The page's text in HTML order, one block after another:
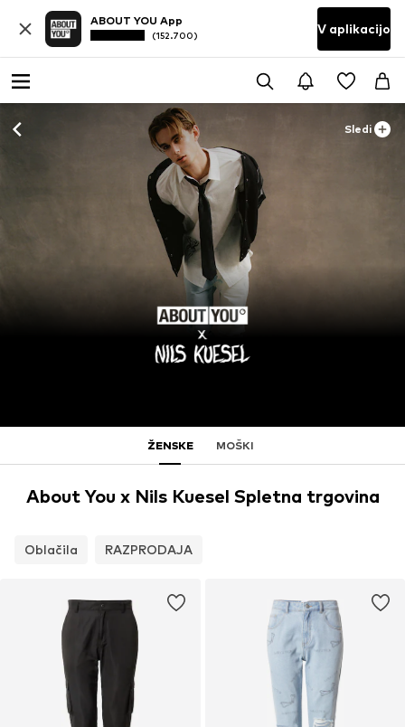
ABOUT YOU App
(152.700) V aplikacijo
Sledi
ŽENSKE MOŠKI
About You x Nils Kuesel Spletna trgovina
Oblačila RAZPRODAJA